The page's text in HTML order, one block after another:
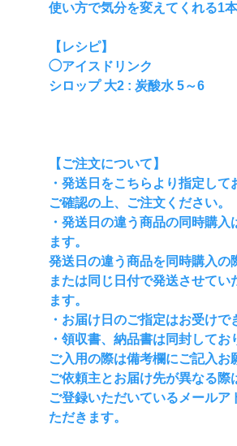
使い方で気分を変えてくれる1本
【レシピ】
◯アイスドリンク
シロップ 大2 : 炭酸水 5～6
【ご注文について】
・発送日をこちらより指定して
ご確認の上、ご注文ください。
・発送日の違う商品の同時購入
ます。
発送日の違う商品を同時購入の
または同じ日付で発送させてい
ます。
・お届け日のご指定はお受けで
・領収書、納品書は同封してお
ご入用の際は備考欄にご記入お
ご依頼主とお届け先が異なる際
ご登録いただいているメールア
ただきます。